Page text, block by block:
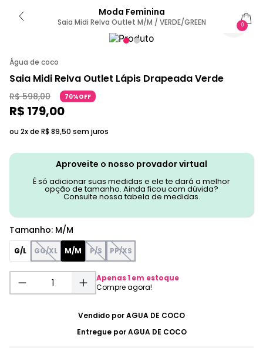
Moda Feminina
Saia Midi Relva Outlet M/M / VERDE/GREEN 0
Água de coco
Saia Midi Relva Outlet Lápis Drapeada Verde
R$ 598,00 70%OFF
R$ 179,00
ou 2x de R$ 89,50 sem juros
Aproveite o nosso provador virtual
É só adicionar suas medidas e ele te dará a melhor
opção de tamanho. Ainda ficou com dúvida?
Consulte nossa tabela de medidas.
Tamanho: M/M
G/L GG/XL M/M P/S PP/XS
Apenas1 em estoque
Vendido porAGUA DE COCO
Entregue porAGUA DE COCO